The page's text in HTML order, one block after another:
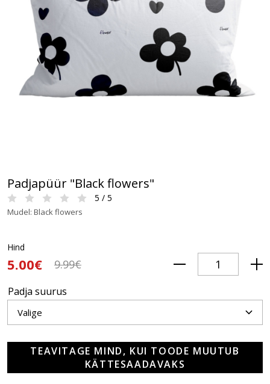
Padjapüür "Black flowers"
5 / 5
Mudel: Black flowers
Hind
5.00€ 9.99€
Padja suurus
TEAVITAGE MIND, KUI TOODE MUUTUB
KÄTTESAADAVAKS